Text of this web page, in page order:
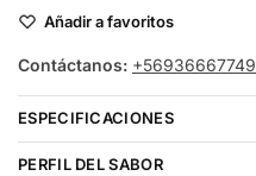
Añadir a favoritos
Contáctanos: +56936667749
ESPECIFICACIONES
PERFIL DEL SABOR